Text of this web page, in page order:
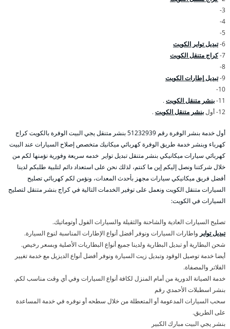
3-
4-
5-
6- تبديل تواير الكويت
7- كراج متنقل الكويت
8-
9- تبديل إطارات الكويت
10-
11- بنشر متنقل الكويت.
12- أول
بنشر متنقل الكويت.
أول خدمة بنشر الوفرة رقم 51232939‬ بنشر متنقل يجي البيت الوفرة بالكويت كراج
كهرباء وبنشر خدمة طريق الوفرة كهربائي ميكانيك متخصص إصلاح السيارات عند البيت
كهربائي سيارات ميكانيكي بنشر متنقل تبديل تواير خدمه سريعة وفورية نؤمنها لكم من
خلال شركتنا ونصل إليكم إين ما كنتم، لذلك نحن على استعداد دائم لتلبية طلبكم لدينا
أفضل فريق ميكانيكي سيارات مجهز بأحدث المعدات، ونؤمن لكم كهربائي تصليح
السيارات متنقل الكويت ونعمل على توفير الخدمات التالية في كراج بنشر متنقل لتصليح
السيارات في الكويت:
تصليح السيارات العادية والشاحنة والثقيلة والسيارات الفول أوتوماتيك.
تبديل تواير واطارات السيارات ونوفر أفضل أنواع الإطارات المناسبة لنوع السيارة.
شحن البطارية أو تبديل البطارية ولدينا جميع أنواع البطاريات الأصلية وبسعر رخيص.
أيضا خدمة توصيل الوقود وتبديل زيت السيارة ونوفر أفضل أنواع الديزيل مع خدمة تغيير
الفلاتر والمصفاة.
خدمة الصيانة الدورية من أمام المنزل لكافة أنواع السيارات وفي أي وقت مناسب لكم.
بنشر اسطبلات الأحمدي رقم
سحب السيارات المدعومة أو المتعطلة من خلال سطحه أو نوفره في خدمة المساعدة
على الطريق.
بنشر يجي البيت مبارك الكبير